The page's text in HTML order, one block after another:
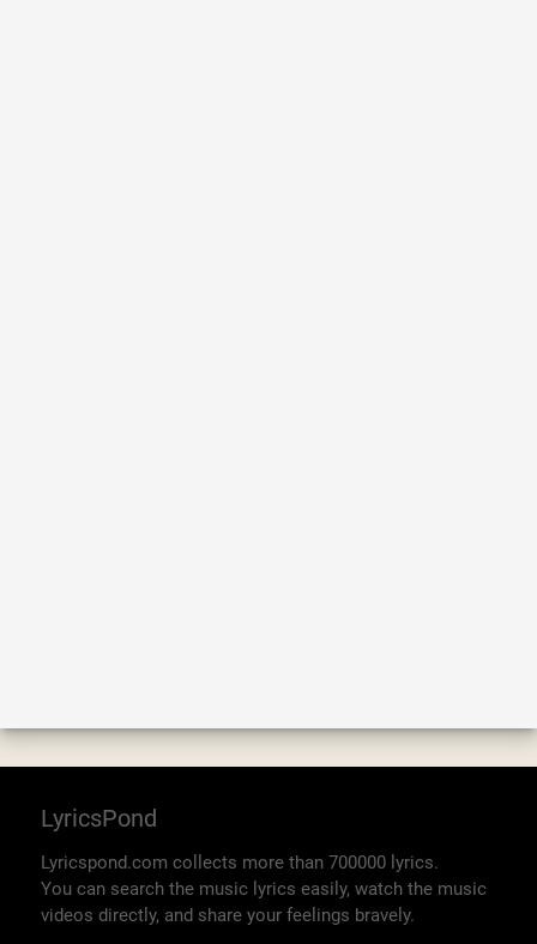
LyricsPond
Lyricspond.com collects more than 700000 lyrics.
You can search the music lyrics easily, watch the music
videos directly, and share your feelings bravely.